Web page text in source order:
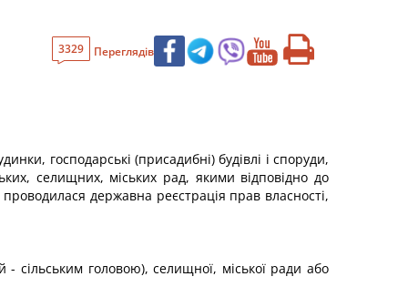
3329 Переглядів
господарські (присадибні) будівлі і споруди,
селищних, міських рад, якими відповідно до
державна реєстрація прав власності,
сільським головою), селищної, міської ради або